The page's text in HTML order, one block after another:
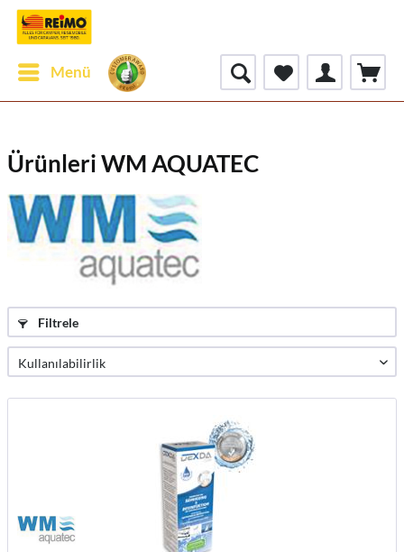
Menü
Ürünleri WM AQUATEC
Filtrele